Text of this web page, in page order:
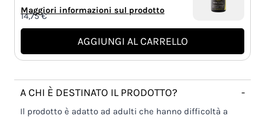
Maggiori informazioni sul prodotto
14,75€
AGGIUNGI AL CARRELLO
A CHI È DESTINATO IL PRODOTTO? -
Il prodotto è adatto ad adulti che hanno difficoltà a